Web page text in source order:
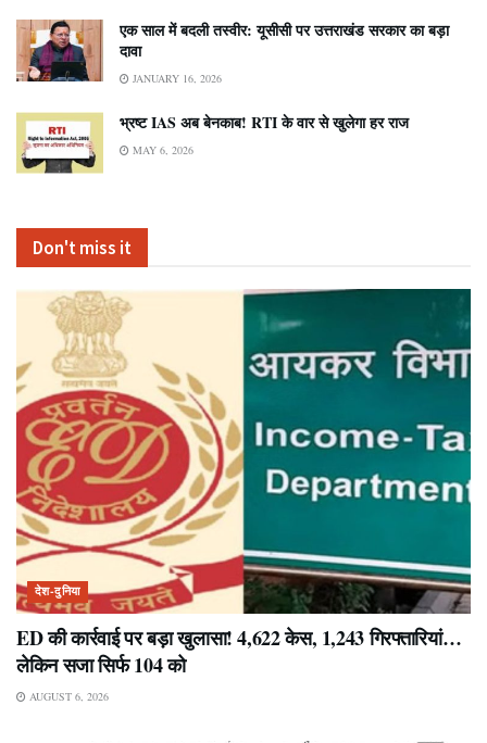
एक साल में बदली तस्वीर: यूसीसी पर उत्तराखंड सरकार का बड़ा
दावा
JANUARY 16, 2026
भ्रष्ट IAS अब बेनकाब! RTI के वार से खुलेगा हर राज
MAY 6, 2026
Don't miss it
देश-दुनिया
ED की कार्रवाई पर बड़ा खुलासा! 4,622 केस, 1,243 गिरफ्तारियां…
लेकिन सजा सिर्फ 104 को
AUGUST 6, 2026